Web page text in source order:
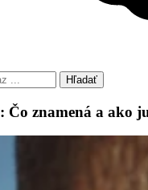
Hľadať
Čo znamená a ako